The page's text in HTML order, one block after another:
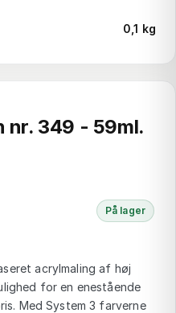
0,1 kg
nr. 349 - 59ml.
På lager
acrylmaling af høj
for en enestående
Med System 3 farverne